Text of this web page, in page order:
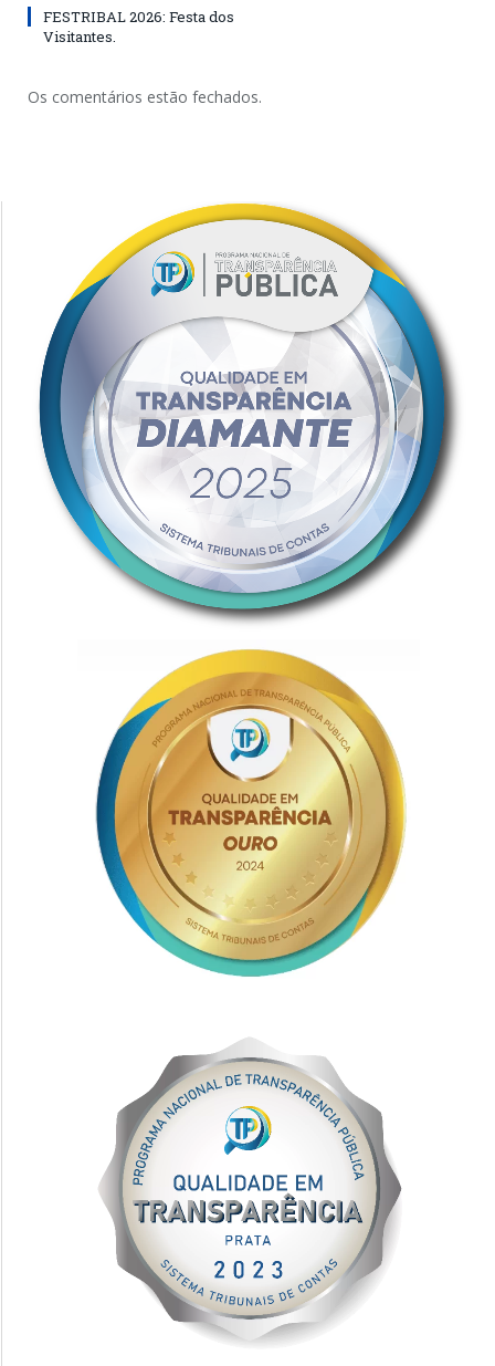
FESTRIBAL 2026: Festa dos
Visitantes.
Os comentários estão fechados.